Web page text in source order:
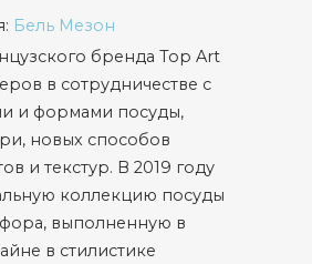
Бель Мезон
бренда Top Art
в сотрудничестве с
и формами посуды,
новых способов
и текстур. В 2019 году
коллекцию посуды
выполненную в
в стилистике